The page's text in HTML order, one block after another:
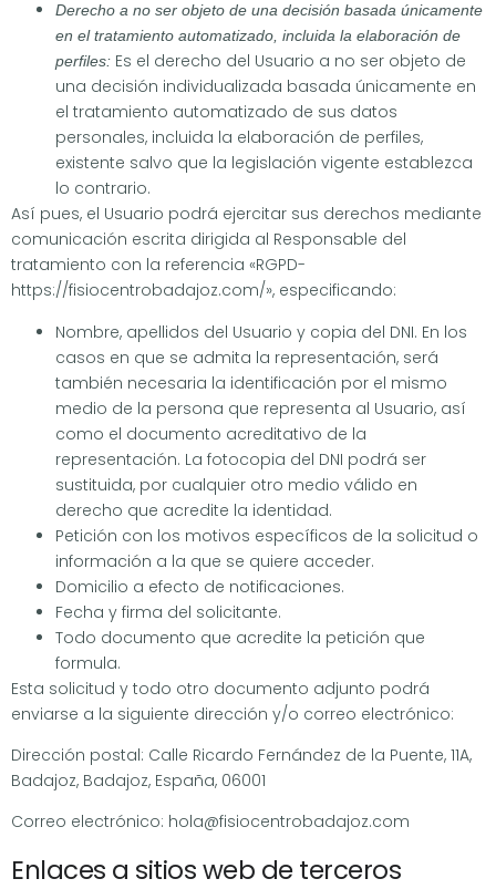
Derecho a no ser objeto de una decisión basada únicamente
en el tratamiento automatizado, incluida la elaboración de
perfiles: Es el derecho del Usuario a no ser objeto de
una decisión individualizada basada únicamente en
el tratamiento automatizado de sus datos
personales, incluida la elaboración de perfiles,
existente salvo que la legislación vigente establezca
lo contrario.
Así pues, el Usuario podrá ejercitar sus derechos mediante
comunicación escrita dirigida al Responsable del
tratamiento con la referencia «RGPD-
https://fisiocentrobadajoz.com/», especificando:
Nombre, apellidos del Usuario y copia del DNI. En los
casos en que se admita la representación, será
también necesaria la identificación por el mismo
medio de la persona que representa al Usuario, así
como el documento acreditativo de la
representación. La fotocopia del DNI podrá ser
sustituida, por cualquier otro medio válido en
derecho que acredite la identidad.
Petición con los motivos específicos de la solicitud o
información a la que se quiere acceder.
Domicilio a efecto de notificaciones.
Fecha y firma del solicitante.
Todo documento que acredite la petición que
formula.
Esta solicitud y todo otro documento adjunto podrá
enviarse a la siguiente dirección y/o correo electrónico:
Dirección postal: Calle Ricardo Fernández de la Puente, 11A,
Badajoz, Badajoz, España, 06001
Correo electrónico: hola@fisiocentrobadajoz.com
Enlaces a sitios web de terceros